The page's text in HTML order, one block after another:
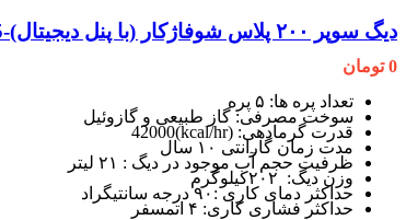
دیگ سوپر ۲۰۰ پلاس شوفاژکار (با پنل دیجیتال)-5 پره
0 تومان
تعداد پره ها: ۵ پره
سوخت مصرفی: گاز طبیعی و گازوئیل
قدرت گرمادهی: (kcal/hr)42000
مدت زمان گارانتی ۱۰ سال
ظرفیت حجم آب موجود در دیگ : ۲۱ لیتر
وزن دیگ: ۲۰۲کیلوگرم
حداکثر دمای کاری :۹۰ درجه سانتیگراد
حداکثر فشاری کاری: ۴ اتمسفر